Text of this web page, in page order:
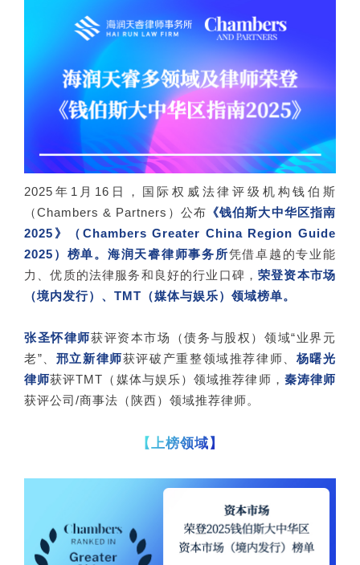
2025年1月16日，国际权威法律评级机构钱伯斯
（Chambers & Partners）公布 《钱伯斯大中华区指南
2025》（Chambers Greater China Region Guide
2025）榜单。 海润天睿律师事务所凭借卓越的专业能
力、优质的法律服务和良好的行业口碑，荣登资本市场
（境内发行）、TMT（媒体与娱乐）领域榜单。
张圣怀律师获评资本市场（债务与股权）领域“业界元
老”、 邢立新律师获评破产重整领域推荐律师、 杨曙光
律师获评TMT（媒体与娱乐）领域推荐律师， 秦涛律师
获评公司/商事法（陕西）领域推荐律师。
【上榜领域】